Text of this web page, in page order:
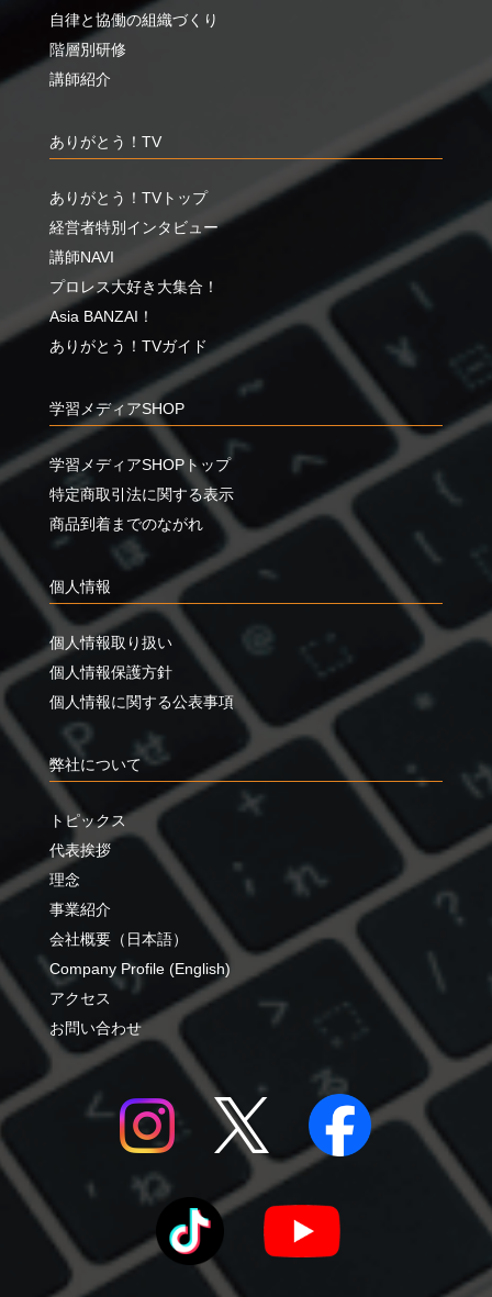
自律と協働の組織づくり
階層別研修
講師紹介
ありがとう！TV
ありがとう！TVトップ
経営者特別インタビュー
講師NAVI
プロレス大好き大集合！
Asia BANZAI！
ありがとう！TVガイド
学習メディアSHOP
学習メディアSHOPトップ
特定商取引法に関する表示
商品到着までのながれ
個人情報
個人情報取り扱い
個人情報保護方針
個人情報に関する公表事項
弊社について
トピックス
代表挨拶
理念
事業紹介
会社概要（日本語）
Company Profile (English)
アクセス
お問い合わせ